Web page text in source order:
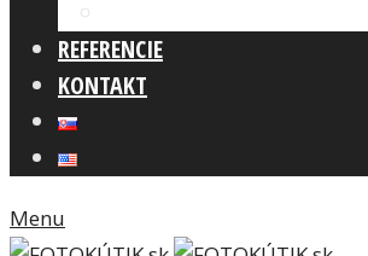
REFERENCIE
KONTAKT
Menu